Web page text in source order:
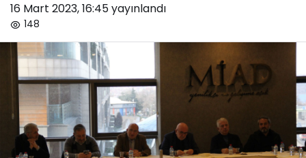
16 Mart 2023, 16:45yayınlandı
148